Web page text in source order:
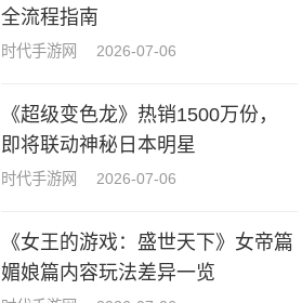
全流程指南
时代手游网 2026-07-06
《超级变色龙》热销1500万份，
即将联动神秘日本明星
时代手游网 2026-07-06
《女王的游戏：盛世天下》女帝篇
媚娘篇内容玩法差异一览